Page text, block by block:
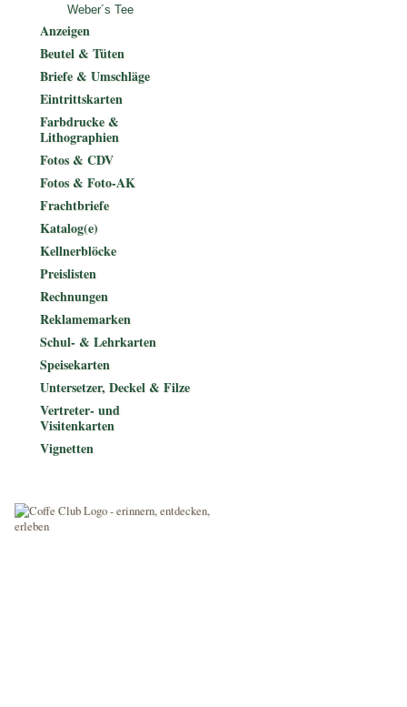
Weber´s Tee
Anzeigen
Beutel & Tüten
Briefe & Umschläge
Eintrittskarten
Farbdrucke &
Lithographien
Fotos & CDV
Fotos & Foto-AK
Frachtbriefe
Katalog(e)
Kellnerblöcke
Preislisten
Rechnungen
Reklamemarken
Schul- & Lehrkarten
Speisekarten
Untersetzer, Deckel & Filze
Vertreter- und
Visitenkarten
Vignetten